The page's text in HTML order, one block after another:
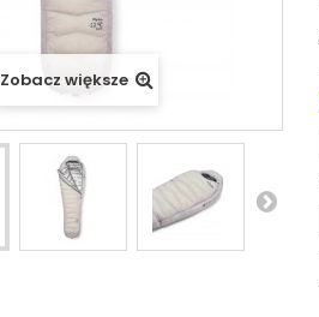
Zobacz większe